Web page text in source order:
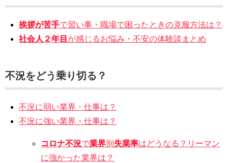
挨拶が苦手で習い事・職場で困ったときの克服方法は？
社会人２年目 が感じるお悩み・不安の体験談まとめ
不況をどう乗り切る？
不況に弱い業界・仕事は？
不況に強い業界・仕事は？
コロナ不況で業界別 失業率はどうなる？リーマン
に強かった業界は？